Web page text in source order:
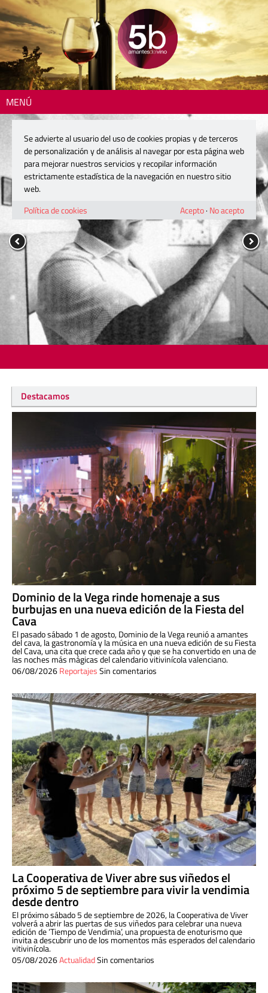
MENÚ
Destacamos
Dominio de la Vega rinde homenaje a sus
burbujas en una nueva edición de la Fiesta del
Cava
El pasado sábado 1 de agosto, Dominio de la Vega reunió a amantes
del cava, la gastronomía y la música en una nueva edición de su Fiesta
del Cava, una cita que crece cada año y que se ha convertido en una de
las noches más mágicas del calendario vitivinícola valenciano.
06/08/2026ReportajesSin comentarios
La Cooperativa de Viver abre sus viñedos el
próximo 5 de septiembre para vivir la vendimia
desde dentro
El próximo sábado 5 de septiembre de 2026, la Cooperativa de Viver
volverá a abrir las puertas de sus viñedos para celebrar una nueva
edición de ‘Tiempo de Vendimia’, una propuesta de enoturismo que
invita a descubrir uno de los momentos más esperados del calendario
vitivinícola.
05/08/2026ActualidadSin comentarios
Se advierte al usuario del uso de cookies propias y de terceros
de personalización y de análisis al navegar por esta página web
para mejorar nuestros servicios y recopilar información
estrictamente estadística de la navegación en nuestro sitio
web.
Política de cookies
Acepto· No acepto